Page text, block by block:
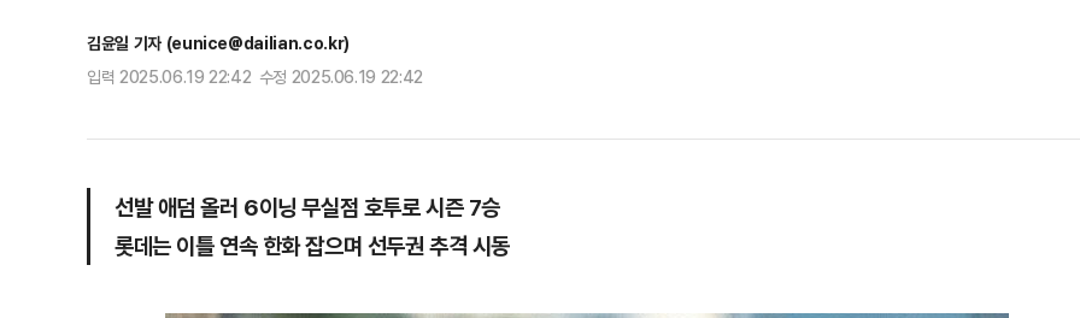
김윤일 기자 (eunice@dailian.co.kr)
입력 2025.06.19 22:42 수정 2025.06.19 22:42
선발 애덤 올러 6이닝 무실점 호투로 시즌 7승
롯데는 이틀 연속 한화 잡으며 선두권 추격 시동